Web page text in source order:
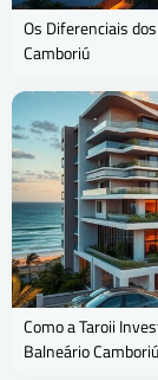
Os Diferenciais
Camboriú
Como a Taroii
Balneário Camboriú